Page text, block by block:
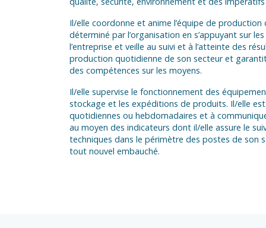
Il/elle coordonne et anime l’équipe de
déterminé par l’organisation en s’appuyant sur
l’entreprise et veille au suivi et à l’atteinte des
production quotidienne de son secteur et
des compétences sur les moyens.
Il/elle supervise le fonctionnement des
stockage et les expéditions de produits. Il/elle
quotidiennes ou hebdomadaires et à
au moyen des indicateurs dont il/elle assure le
techniques dans le périmètre des postes de son
tout nouvel embauché.